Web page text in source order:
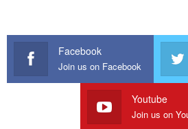
Facebook
Join us on Facebook
Youtube
Join us on